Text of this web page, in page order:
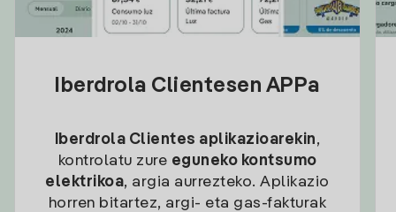
Iberdrola Clientesen APPa
Iberdrola Clientes aplikazioarekin,
kontrolatu zure eguneko kontsumo
elektrikoa, argia aurrezteko. Aplikazio
horren bitartez, argi- eta gas-fakturak